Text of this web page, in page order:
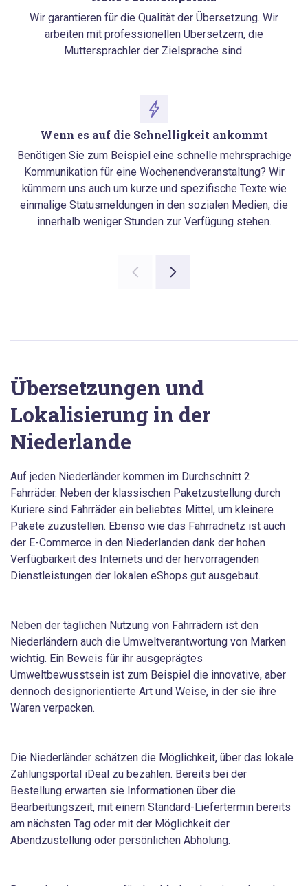
Wir garantieren für die Qualität der Übersetzung. Wir
arbeiten mit professionellen Übersetzern, die
Muttersprachler der Zielsprache sind.
Wenn es auf die Schnelligkeit ankommt
Benötigen Sie zum Beispiel eine schnelle mehrsprachige
Kommunikation für eine Wochenendveranstaltung? Wir
kümmern uns auch um kurze und spezifische Texte wie
einmalige Statusmeldungen in den sozialen Medien, die
innerhalb weniger Stunden zur Verfügung stehen.
Übersetzungen und
Lokalisierung in der
Niederlande
Auf jeden Niederländer kommen im Durchschnitt 2
Fahrräder. Neben der klassischen Paketzustellung durch
Kuriere sind Fahrräder ein beliebtes Mittel, um kleinere
Pakete zuzustellen. Ebenso wie das Fahrradnetz ist auch
der E-Commerce in den Niederlanden dank der hohen
Verfügbarkeit des Internets und der hervorragenden
Dienstleistungen der lokalen eShops gut ausgebaut.
Neben der täglichen Nutzung von Fahrrädern ist den
Niederländern auch die Umweltverantwortung von Marken
wichtig. Ein Beweis für ihr ausgeprägtes
Umweltbewusstsein ist zum Beispiel die innovative, aber
dennoch designorientierte Art und Weise, in der sie ihre
Waren verpacken.
Die Niederländer schätzen die Möglichkeit, über das lokale
Zahlungsportal iDeal zu bezahlen. Bereits bei der
Bestellung erwarten sie Informationen über die
Bearbeitungszeit, mit einem Standard-Liefertermin bereits
am nächsten Tag oder mit der Möglichkeit der
Abendzustellung oder persönlichen Abholung.